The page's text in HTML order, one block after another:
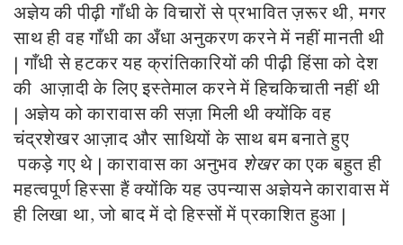
अज्ञेय की पीढ़ी गाँधी के विचारों से प्रभावित ज़रूर थी, मगर
साथ ही वह गाँधी का अँधा अनुकरण करने में नहीं मानती थी
| गाँधी से हटकर यह क्रांतिकारियों की पीढ़ी हिंसा को देश
की आज़ादी के लिए इस्तेमाल करने में हिचकिचाती नहीं थी
| अज्ञेय को कारावास की सज़ा मिली थी क्योंकि वह
चंद्रशेखर आज़ाद और साथियों के साथ बम बनाते हुए
पकड़े गए थे | कारावास का अनुभव शेखरका एक बहुत ही
महत्वपूर्ण हिस्सा हैं क्योंकि यह उपन्यास अज्ञेयने कारावास में
ही लिखा था, जो बाद में दो हिस्सों में प्रकाशित हुआ |